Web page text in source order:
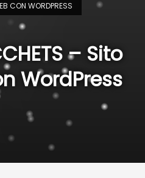
CON WORDPRESS
– Sito
WordPress